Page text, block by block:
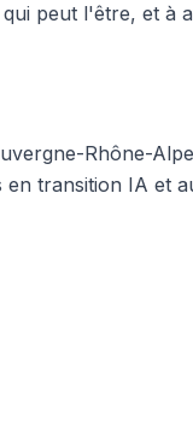
peut l'être, et à
Rhône-
transition IA et